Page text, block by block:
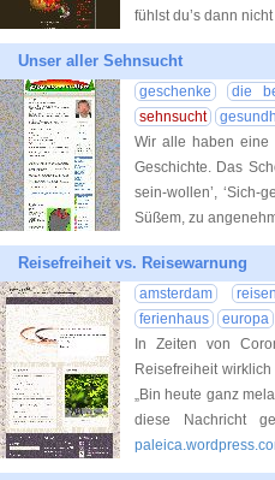
fühlst du’s dann
Unser aller Sehnsucht
geschenke die
sehnsucht
Wir alle haben eine
Geschichte. Das
sein-wollen’, ‘Sich-
Süßem, zu
Reisefreiheit vs. Reisewarnung
amsterdam reisen
ferienhaus
europa
In Zeiten von
Reisefreiheit
„Bin heute ganz
diese Nachricht